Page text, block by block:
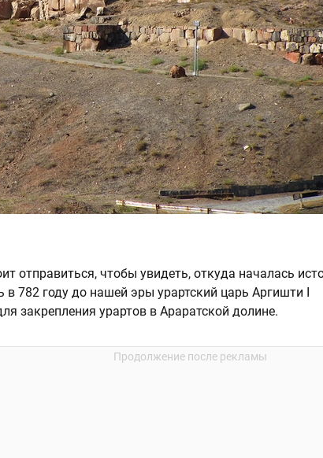
отправиться, чтобы увидеть, откуда началась
в 782 году до нашей эры урартский царь Аргишти I
закрепления урартов в Араратской долине.